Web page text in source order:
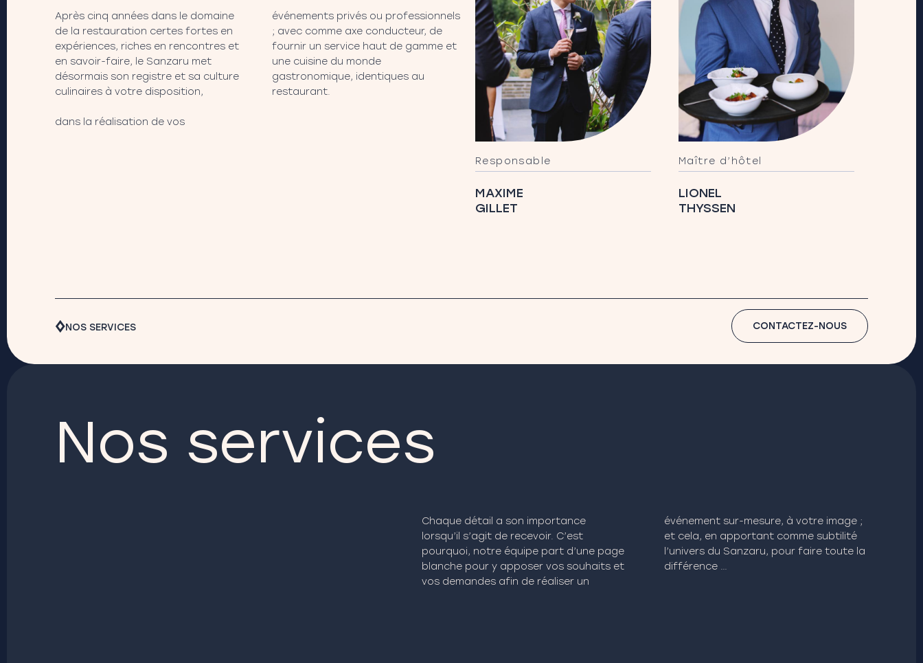
Après cinq années dans le domaine
de la restauration certes fortes en
expériences, riches en rencontres et
en savoir-faire, le Sanzaru met
désormais son registre et sa culture
culinaires à votre disposition,
dans la réalisation de vos
événements privés ou professionnels
; avec comme axe conducteur, de
fournir un service haut de gamme et
une cuisine du monde
gastronomique, identiques au
restaurant.
Responsable
MAXIME
GILLET
Maître d’hôtel
LIONEL
THYSSEN
NOS SERVICES CONTACTEZ-NOUS
Nos services
Chaque détail a son importance
lorsqu’il s’agit de recevoir. C’est
pourquoi, notre équipe part d’une page
blanche pour y apposer vos souhaits et
vos demandes afin de réaliser un
événement sur-mesure, à votre image ;
et cela, en apportant comme subtilité
l’univers du Sanzaru, pour faire toute la
différence …